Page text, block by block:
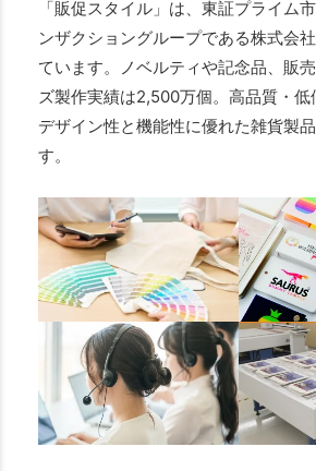
「販促スタイル」は、東証プライム
ンザクショングループである株式会
ています。ノベルティや記念品、販
ズ製作実績は2,500万個。高品質・低
デザイン性と機能性に優れた雑貨製
す。